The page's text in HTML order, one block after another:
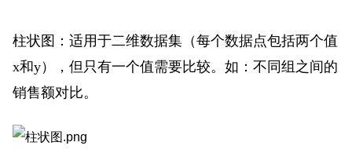
柱状图 ：适用于二维数据集（每个数据点包括两个值
x和y），但只有一个值需要比较。如：不同组之间的
销售额对比。